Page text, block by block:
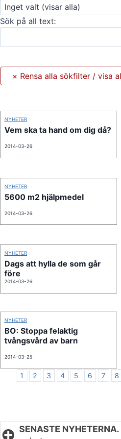
Sök på all text:
NYHETER
Vem ska ta hand om dig då?
2014-03-26
NYHETER
5600 m2 hjälpmedel
2014-03-26
NYHETER
Dags att hylla de som går
före
2014-03-26
NYHETER
BO: Stoppa felaktig
tvångsvård av barn
2014-03-25
1 2 3 4 5 6 7 8
SENASTE NYHETERNA.